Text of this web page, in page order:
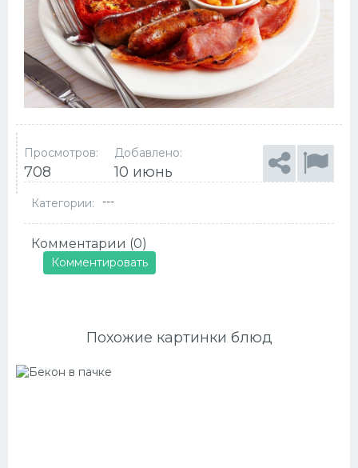
Просмотров:
708
Добавлено:
10 июнь
Категории: ---
Комментарии (0)
Комментировать
Похожие картинки блюд